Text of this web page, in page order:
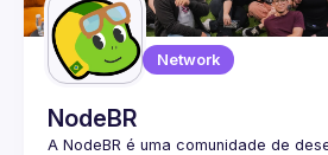
Network
NodeBR
A NodeBR é uma comunidade de